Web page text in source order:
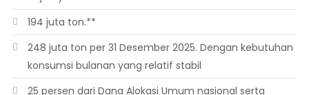
194 juta ton.**
248 juta ton per 31 Desember 2025. Dengan kebutuhan
konsumsi bulanan yang relatif stabil
25 persen dari Dana Alokasi Umum nasional serta